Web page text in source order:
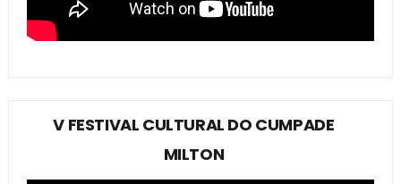
V FESTIVAL CULTURAL DO CUMPADE
MILTON